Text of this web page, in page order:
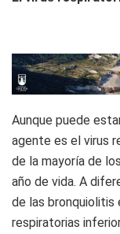
Aunque puede
agente es el virus
de la mayoría de
año de vida. A
de las bronquiolitis
respiratorias